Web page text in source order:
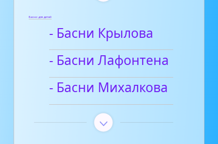
Басни для детей
- Басни Крылова
- Басни Лафонтена
- Басни Михалкова